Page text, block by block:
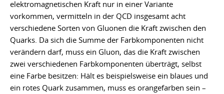
elektromagnetischen Kraft nur in einer Variante
vorkommen, vermitteln in der QCD insgesamt acht
verschiedene Sorten von Gluonen die Kraft zwischen den
Quarks. Da sich die Summe der Farbkomponenten nicht
verändern darf, muss ein Gluon, das die Kraft zwischen
zwei verschiedenen Farbkomponenten überträgt, selbst
eine Farbe besitzen: Hält es beispielsweise ein blaues und
ein rotes Quark zusammen, muss es orangefarben sein –